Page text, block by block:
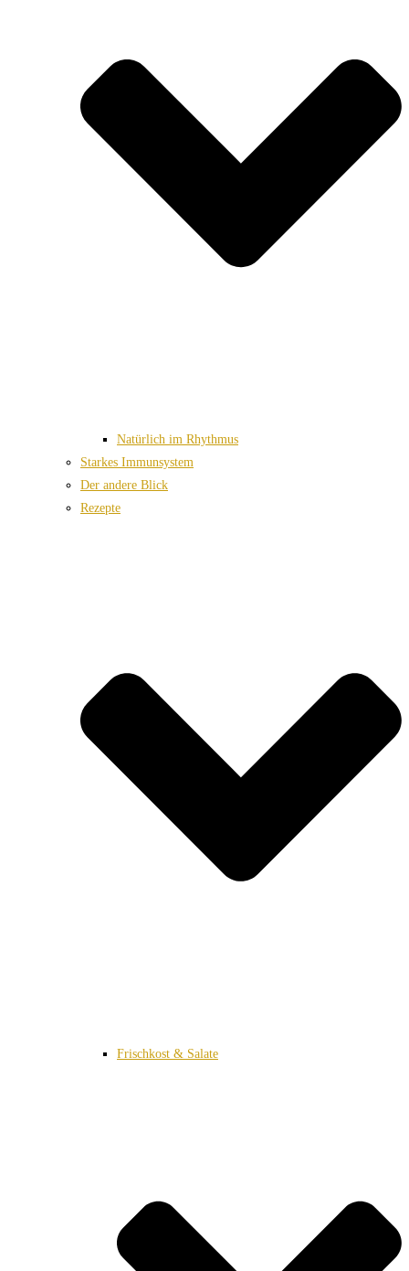
Natürlich im Rhythmus
Starkes Immunsystem
Der andere Blick
Rezepte
Frischkost & Salate